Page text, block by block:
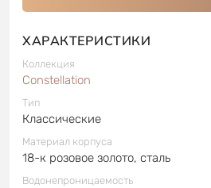
ХАРАКТЕРИСТИКИ
Коллекция
Constellation
Тип
Классические
Материал корпуса
18-к розовое золото, сталь
Водонепроницаемость